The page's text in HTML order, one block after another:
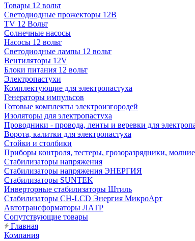
Товары 12 вольт
Светодиодные прожекторы 12В
TV 12 Вольт
Солнечные насосы
Насосы 12 вольт
Светодиодные лампы 12 вольт
Вентиляторы 12V
Блоки питания 12 вольт
Электропастухи
Комплектующие для электропастуха
Генераторы импульсов
Готовые комплекты электроизгородей
Изоляторы для электропастуха
Проводники - провода, ленты и веревки для
Ворота, калитки для электропастуха
Стойки и столбики
Приборы контроля, тестеры, грозоразрядники,
Стабилизаторы напряжения
Стабилизаторы напряжения ЭНЕРГИЯ
Стабилизаторы SUNTEK
Инверторные стабилизаторы Штиль
Стабилизаторы СН-LCD Энepгия МикроАрт
Автотрансформаторы ЛАТР
Сопутствующие товары
Главная
Компания